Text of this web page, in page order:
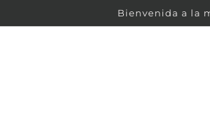
Bienvenida a la